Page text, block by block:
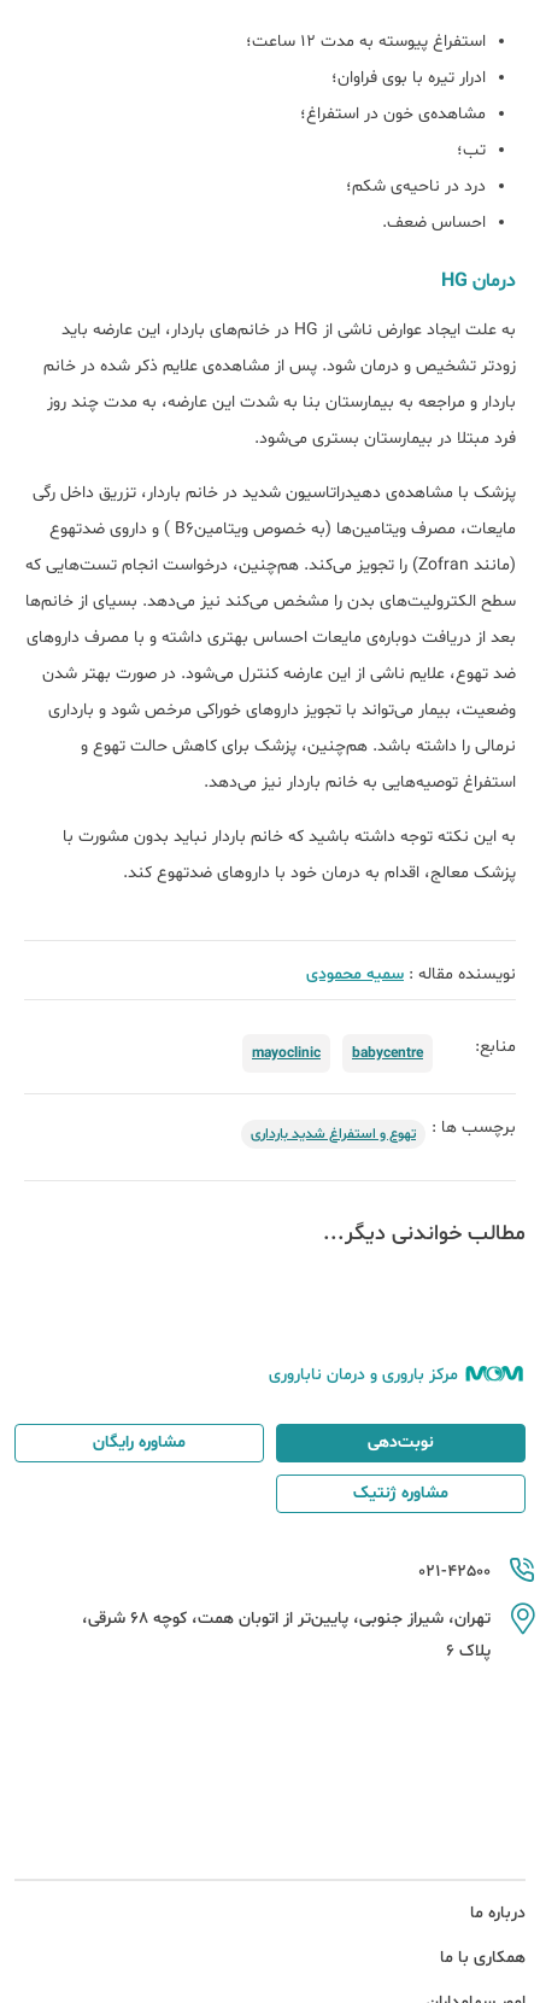
استفراغ پیوسته به مدت 12 ساعت؛
ادرار تیره با بوی فراوان؛
مشاهده‌ی خون در استفراغ؛
تب؛
درد در ناحیه‌ی شکم؛
احساس ضعف.
درمان HG
به علت ایجاد عوارض ناشی از HG در خانم‌های باردار، این عارضه باید
زودتر تشخیص و درمان شود. پس از مشاهده‌ی علایم ذکر شده در خانم
باردار و مراجعه به بیمارستان بنا به شدت این عارضه، به مدت چند روز
فرد مبتلا در بیمارستان بستری می‌شود.
پزشک با مشاهده‌ی دهیدراتاسیون شدید در خانم باردار، تزریق داخل رگی
مایعات، مصرف ویتامین‌ها (به خصوص ویتامینB6 ) و داروی ضدتهوع
(مانند Zofran) را تجویز می‌کند. هم‌چنین، درخواست انجام تست‌هایی که
سطح الکترولیت‌های بدن را مشخص می‌کند نیز می‌دهد. بسیای از خانم‌ها
بعد از دریافت دوباره‌ی مایعات احساس بهتری داشته و با مصرف داروهای
ضد تهوع، علایم ناشی از این عارضه کنترل می‌شود. در صورت بهتر شدن
وضعیت، بیمار می‌تواند با تجویز داروهای خوراکی مرخص شود و بارداری
نرمالی را داشته باشد. هم‌چنین، پزشک برای کاهش حالت تهوع و
استفراغ توصیه‌هایی به خانم باردار نیز می‌دهد.
به این نکته توجه داشته باشید که خانم باردار نباید بدون مشورت با
پزشک معالج، اقدام به درمان خود با داروهای ضدتهوع کند.
نویسنده مقاله : سمیه محمودی
منابع: babycentre
mayoclinic
برچسب ها : تهوع و استفراغ شدید بارداری
مطالب خواندنی دیگر...
مرکز باروری و درمان ناباروری
درباره ما
همکاری با ما
021-42500
تهران، شیراز جنوبی، پایین‌تر از اتوبان همت، کوچه 68 شرقی،
پلاک 6
نوبت‌دهی مشاوره رایگان
مشاوره ژنتیک